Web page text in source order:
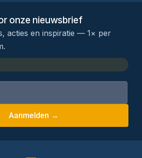
onze nieuwsbrief
acties en inspiratie — 1× per
Aanmelden →